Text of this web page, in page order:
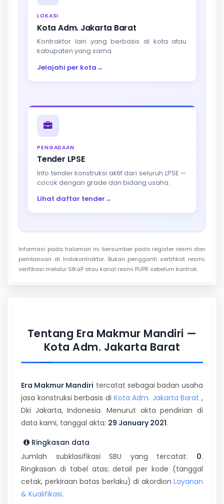
LOKASI
Kota Adm. Jakarta Barat
Kontraktor lain yang berbasis di kota atau
kabupaten yang sama.
Jelajahi per kota→
PENGADAAN
Tender LPSE
Info tender konstruksi aktif dari seluruh LPSE —
cocok dengan grade dan bidang usaha.
Lihat daftar tender→
Informasi pada halaman ini bersumber pada register resmi dan
pembaruan di Indokontraktor. Bukan pengganti sertifikat resmi;
verifikasi melalui SIKaP atau kanal resmi PUPR sebelum kontrak.
Tentang Era Makmur Mandiri —
Kota Adm. Jakarta Barat
Era Makmur Mandiri tercatat sebagai badan usaha
jasa konstruksi berbasis di Kota Adm. Jakarta Barat ,
Dki Jakarta, Indonesia. Menurut akta pendirian di
data kami, tanggal akta: 29 January 2021.
Ringkasan data
Jumlah subklasifikasi SBU yang tercatat: 0.
Ringkasan di tabel atas; detail per kode (tanggal
cetak, perkiraan batas berlaku) di akordion Layanan
& Kualifikasi.